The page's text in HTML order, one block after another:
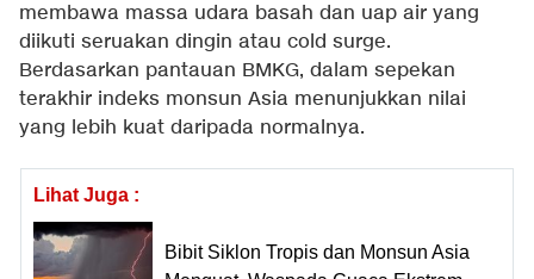
membawa massa udara basah dan uap air yang
diikuti seruakan dingin atau cold surge.
Berdasarkan pantauan BMKG, dalam sepekan
terakhir indeks monsun Asia menunjukkan nilai
yang lebih kuat daripada normalnya.
Lihat Juga :
Bibit Siklon Tropis dan Monsun Asia